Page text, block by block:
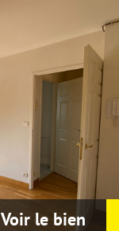
Voir le bien